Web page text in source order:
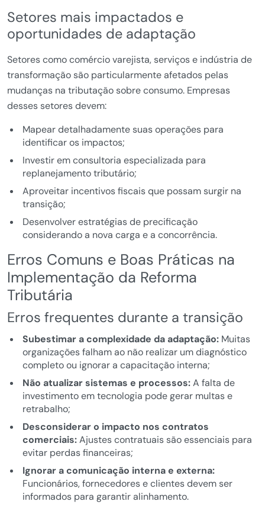
Setores mais impactados e
oportunidades de adaptação
Setores como comércio varejista, serviços e indústria de
transformação são particularmente afetados pelas
mudanças na tributação sobre consumo. Empresas
desses setores devem:
Mapear detalhadamente suas operações para
identificar os impactos;
Investir em consultoria especializada para
replanejamento tributário;
Aproveitar incentivos fiscais que possam surgir na
transição;
Desenvolver estratégias de precificação
considerando a nova carga e a concorrência.
Erros Comuns e Boas Práticas na
Implementação da Reforma
Tributária
Erros frequentes durante a transição
Subestimar a complexidade da adaptação:Muitas
organizações falham ao não realizar um diagnóstico
completo ou ignorar a capacitação interna;
Não atualizar sistemas e processos:A falta de
investimento em tecnologia pode gerar multas e
retrabalho;
Desconsiderar o impacto nos contratos
comerciais:Ajustes contratuais são essenciais para
evitar perdas financeiras;
Ignorar a comunicação interna e externa:
Funcionários, fornecedores e clientes devem ser
informados para garantir alinhamento.